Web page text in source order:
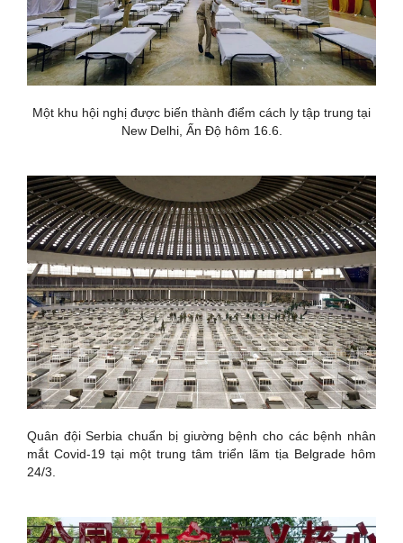
Một khu hội nghị được biến thành điểm cách ly tập trung tại
New Delhi, Ấn Độ hôm 16.6.
Quân đội Serbia chuẩn bị giường bệnh cho các bệnh nhân
mắt Covid-19 tại một trung tâm triển lãm tịa Belgrade hôm
24/3.